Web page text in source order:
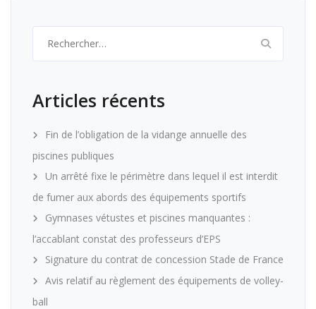
Articles récents
Fin de l’obligation de la vidange annuelle des
piscines publiques
Un arrêté fixe le périmètre dans lequel il est interdit
de fumer aux abords des équipements sportifs
Gymnases vétustes et piscines manquantes :
l’accablant constat des professeurs d’EPS
Signature du contrat de concession Stade de France
Avis relatif au règlement des équipements de volley-
ball